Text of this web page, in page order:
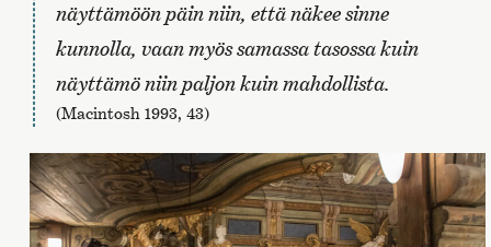
näyttämöön päin niin, että näkee sinne
kunnolla, vaan myös samassa tasossa kuin
näyttämö niin paljon kuin mahdollista.
(Macintosh 1993, 43)